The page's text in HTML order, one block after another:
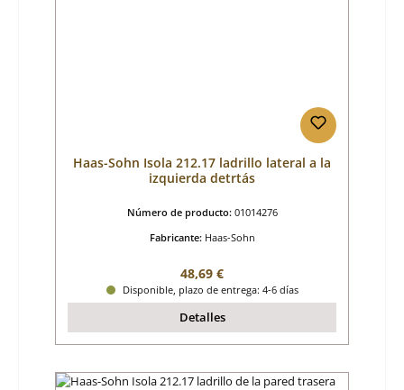
Haas-Sohn Isola 212.17 ladrillo lateral a la
izquierda detrtás
Número de producto: 01014276
Fabricante: Haas-Sohn
Precio normal:
48,69 €
Disponible, plazo de entrega: 4-6 días
Detalles